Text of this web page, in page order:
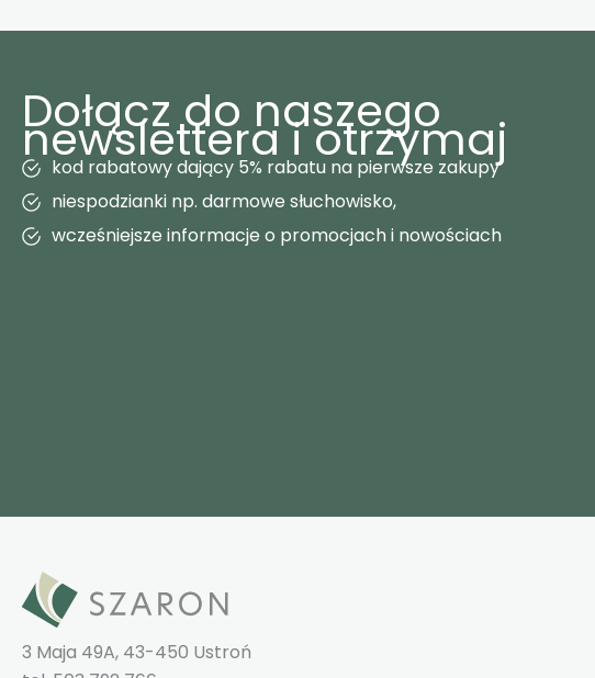
Dołącz do naszego
newslettera i otrzymaj
kod rabatowy dający 5% rabatu na pierwsze zakupy
niespodzianki np. darmowe słuchowisko,
wcześniejsze informacje o promocjach i nowościach
3 Maja 49A, 43-450 Ustroń